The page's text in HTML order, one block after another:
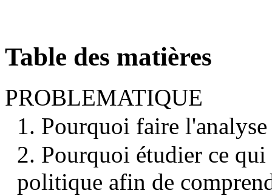
Table des matières
PROBLEMATIQUE
1. Pourquoi faire
2. Pourquoi étudier ce
politique afin de